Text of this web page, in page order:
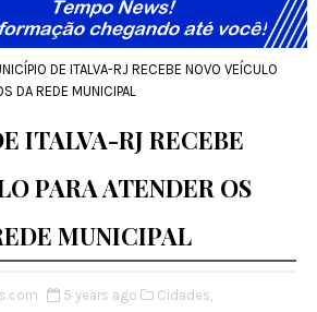
DE ITALVA-RJ RECEBE NOVO VEÍCULO
DA REDE MUNICIPAL
ITALVA-RJ RECEBE
PARA ATENDER OS
MUNICIPAL
5 years ago Cidades,